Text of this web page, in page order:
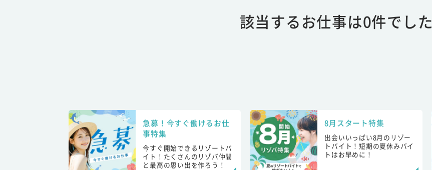
該当するお仕事は0件でした
急募！今すぐ働けるお仕
事特集
今すぐ開始できるリゾートバ
イト！たくさんのリゾバ仲間
と最高の思い出を作ろう！
8月スタート特集
出会いいっぱい8月のリゾー
トバイト！短期の夏休みバイ
トはお早めに！